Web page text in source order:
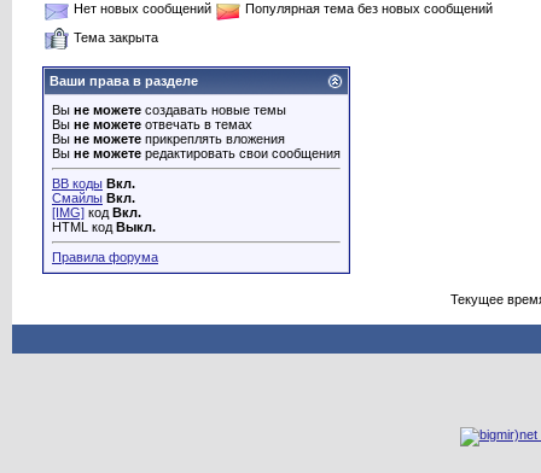
Нет новых сообщений
Популярная тема без новых сообщений
Тема закрыта
Ваши права в разделе
Вы не можете создавать новые темы
Вы не можете отвечать в темах
Вы не можете прикреплять вложения
Вы не можете редактировать свои сообщения
BB коды Вкл.
Смайлы Вкл.
[IMG] код Вкл.
HTML код Выкл.
Правила форума
Текущее